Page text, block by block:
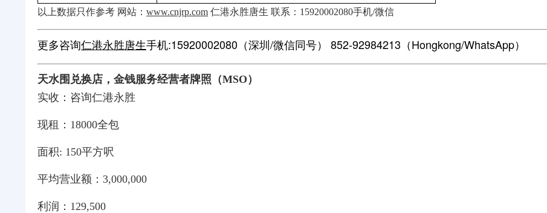
以上数据只作参考 网站： www.cnjrp.com 仁港永胜唐生 联系： 15920002080手机/微信
更多咨询仁港永胜唐生手机:15920002080（深圳/微信同号） 852-92984213（Hongkong/WhatsApp）
天水围兑换店 ，金钱服务经营者牌照（MSO）
实收：咨询仁港永胜
现租：18000全包
面积: 150平方呎
平均营业额：3,000,000
利润：129,500